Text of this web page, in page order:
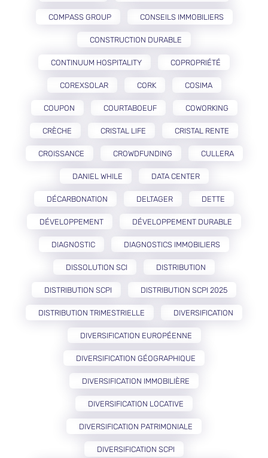
COMPASS GROUP CONSEILS IMMOBILIERS
CONSTRUCTION DURABLE
CONTINUUM HOSPITALITY COPROPRIÉTÉ
COREXSOLAR CORK COSIMA
COUPON COURTABOEUF COWORKING
CRÈCHE CRISTAL LIFE CRISTAL RENTE
CROISSANCE CROWDFUNDING CULLERA
DANIEL WHILE DATA CENTER
DÉCARBONATION DELTAGER DETTE
DÉVELOPPEMENT DÉVELOPPEMENT DURABLE
DIAGNOSTIC DIAGNOSTICS IMMOBILIERS
DISSOLUTION SCI DISTRIBUTION
DISTRIBUTION SCPI DISTRIBUTION SCPI 2025
DISTRIBUTION TRIMESTRIELLE DIVERSIFICATION
DIVERSIFICATION EUROPÉENNE
DIVERSIFICATION GÉOGRAPHIQUE
DIVERSIFICATION IMMOBILIÈRE
DIVERSIFICATION LOCATIVE
DIVERSIFICATION PATRIMONIALE
DIVERSIFICATION SCPI